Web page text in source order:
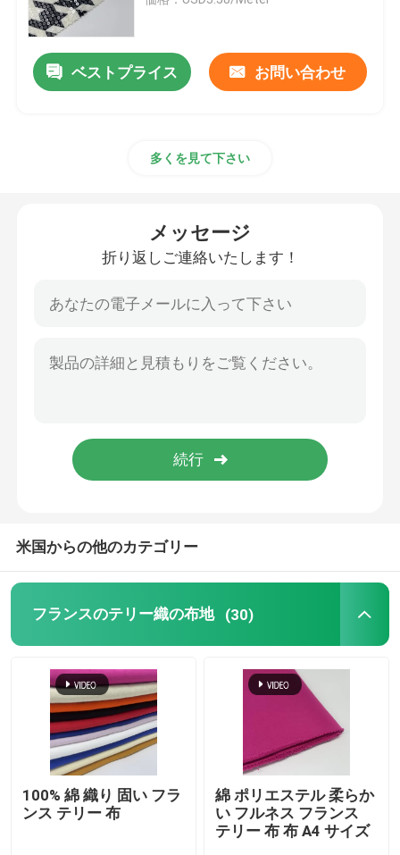
コットン製刺身布
ツイードの編まれた生地
ベストプライス お問い合わせ
多くを見て下さい
メッセージ
折り返しご連絡いたします！
米国からの他のカテゴリー
フランスのテリー織の布地 (30)
100% 綿 織り 固い フラ
ンス テリー 布
綿 ポリエステル 柔らか
い フルネス フランス
テリー 布 布 A4 サイズ